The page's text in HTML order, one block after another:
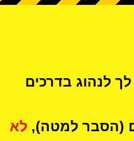
לנהוג בדרכים
(הסבר למטה), לא